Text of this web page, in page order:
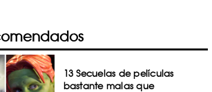
13 Secuelas de películas
bastante malas que